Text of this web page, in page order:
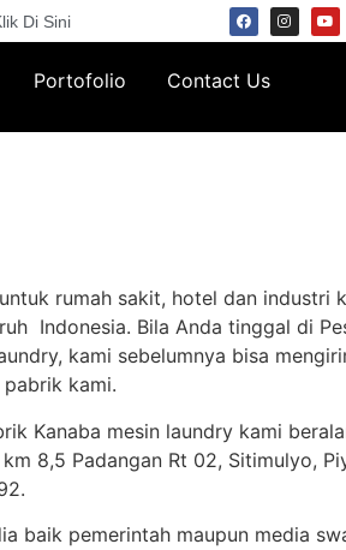
Di Sini
Portofolio Contact Us
untuk rumah sakit, hotel dan industri
Indonesia. Bila Anda tinggal di
kami sebelumnya bisa
kami.
Kanaba mesin laundry kami
8,5 Padangan Rt 02, Sitimulyo,
baik pemerintah maupun media